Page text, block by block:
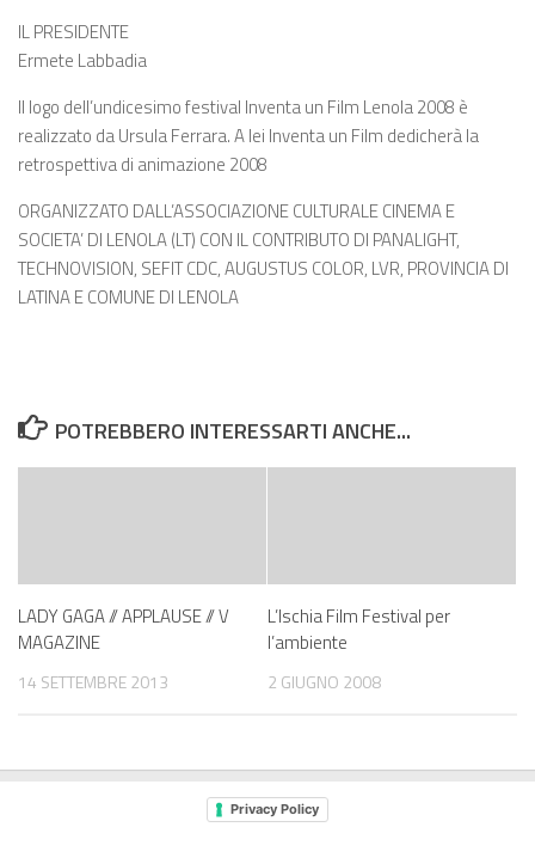
IL PRESIDENTE
Ermete Labbadia
Il logo dell’undicesimo festival Inventa un Film Lenola 2008 è
realizzato da Ursula Ferrara. A lei Inventa un Film dedicherà la
retrospettiva di animazione 2008
ORGANIZZATO DALL’ASSOCIAZIONE CULTURALE CINEMA E
SOCIETA’ DI LENOLA (LT) CON IL CONTRIBUTO DI PANALIGHT,
TECHNOVISION, SEFIT CDC, AUGUSTUS COLOR, LVR, PROVINCIA DI
LATINA E COMUNE DI LENOLA
POTREBBERO INTERESSARTI ANCHE...
LADY GAGA // APPLAUSE // V
MAGAZINE
14 SETTEMBRE 2013
L’Ischia Film Festival per
l’ambiente
2 GIUGNO 2008
Privacy Policy